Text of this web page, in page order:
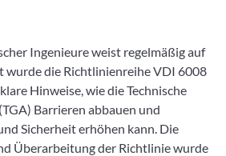
Ingenieure weist regelmäßig auf
wurde die Richtlinienreihe VDI 6008
Hinweise, wie die Technische
Barrieren abbauen und
Sicherheit erhöhen kann. Die
Überarbeitung der Richtlinie wurde